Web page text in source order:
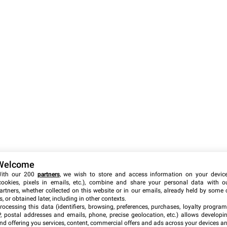
our 200 partners, we wish to store and access information on your
pixels in emails, etc.), combine and share your personal data with
whether collected on this website or in our emails, already held by some
or obtained later, including in other contexts.
this data (identifiers, browsing, preferences, purchases, loyalty
postal addresses and emails, phone, precise geolocation, etc.) allows
offering you services, content, commercial offers and ads across your devices